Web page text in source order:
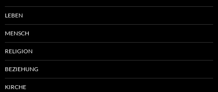
LEBEN
MENSCH
RELIGION
BEZIEHUNG
KIRCHE